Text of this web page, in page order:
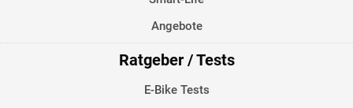
Angebote
Ratgeber / Tests
E-Bike Tests